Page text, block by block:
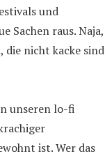
und
Sachen raus. Naja,
die nicht kacke sind
unseren lo-fi
ist. Wer das